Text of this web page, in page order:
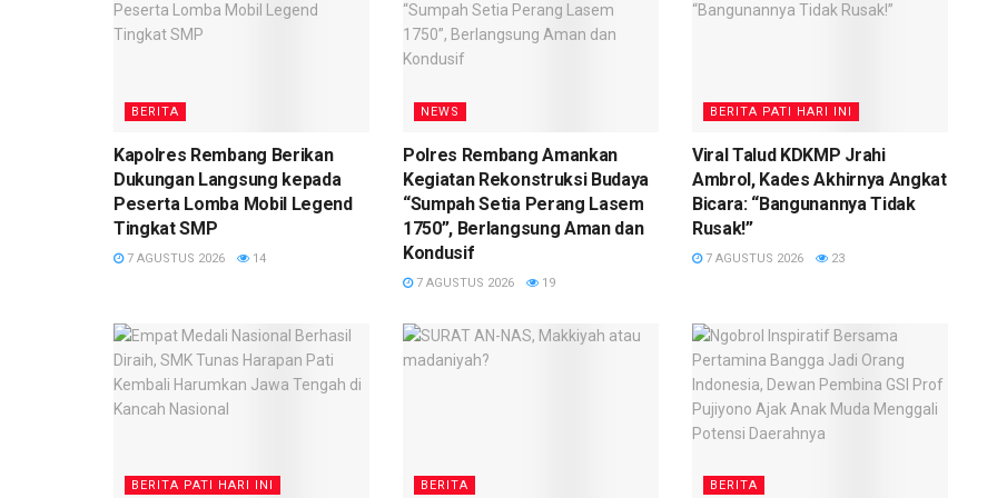
BERITA
Kapolres Rembang Berikan
Dukungan Langsung kepada
Peserta Lomba Mobil Legend
Tingkat SMP
7 AGUSTUS 2026 14
NEWS
Polres Rembang Amankan
Kegiatan Rekonstruksi Budaya
“Sumpah Setia Perang Lasem
1750”, Berlangsung Aman dan
Kondusif
7 AGUSTUS 2026 19
BERITA PATI HARI INI
Viral Talud KDKMP Jrahi
Ambrol, Kades Akhirnya Angkat
Bicara: “Bangunannya Tidak
Rusak!”
7 AGUSTUS 2026 23
BERITA PATI HARI INI BERITA BERITA